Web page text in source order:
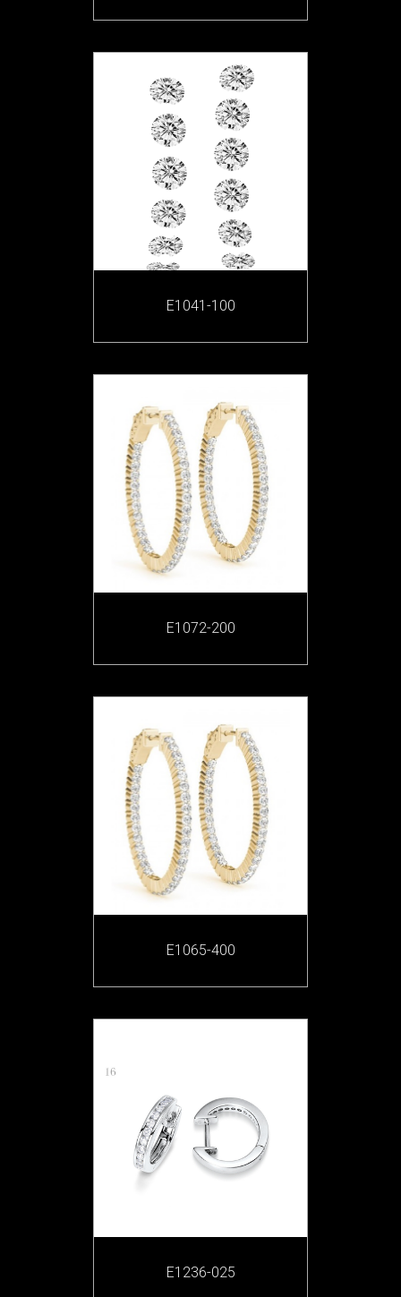
E1041-100
E1072-200
E1065-400
E1236-025